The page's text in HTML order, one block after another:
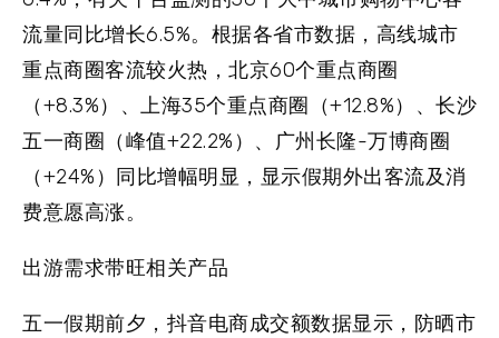
流量同比增长6.5%。根据各省市数据，高线城市
重点商圈客流较火热，北京60个重点商圈
（+8.3%）、上海35个重点商圈（+12.8%）、长沙
五一商圈（峰值+22.2%）、广州长隆-万博商圈
（+24%）同比增幅明显，显示假期外出客流及消
费意愿高涨。
出游需求带旺相关产品
五一假期前夕，抖音电商成交额数据显示，防晒市